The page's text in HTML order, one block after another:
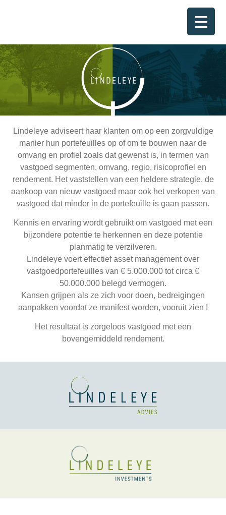
Lindeleye adviseert haar klanten om op een zorgvuldige
manier hun portefeuilles op of om te bouwen naar de
omvang en profiel zoals dat gewenst is, in termen van
vastgoed segmenten, omvang, regio, risicoprofiel en
rendement. Het vaststellen van een heldere strategie, de
aankoop van nieuw vastgoed maar ook het verkopen van
vastgoed dat minder in de portefeuille is gaan passen.
Kennis en ervaring wordt gebruikt om vastgoed met een
bijzondere potentie te herkennen en deze potentie
planmatig te verzilveren.
Lindeleye voert effectief asset management over
vastgoedportefeuilles van € 5.000.000 tot circa €
50.000.000 belegd vermogen.
Kansen grijpen als ze zich voor doen, bedreigingen
aanpakken voordat ze manifest worden, vooruit zien !
Het resultaat is zorgeloos vastgoed met een
bovengemiddeld rendement.